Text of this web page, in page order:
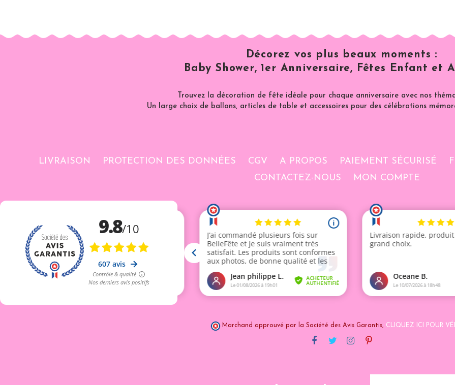
Décorez vos plus beaux moments :
Baby Shower, 1er Anniversaire, Fêtes Enfant et
Trouvez la décoration de fête idéale pour chaque anniversaire avec nos
Un large choix de ballons, articles de table et accessoires pour des célébrations
LIVRAISON PROTECTION DES DONNÉES CGV A PROPOS PAIEMENT SÉCURISÉ
CONTACTEZ-NOUS
MON COMPTE
Marchand approuvé par la Société des Avis Garantis, CLIQUEZ ICI POUR